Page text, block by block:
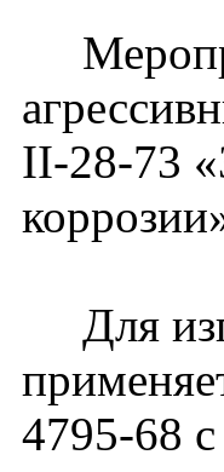
II-28-73
Для
4795-68